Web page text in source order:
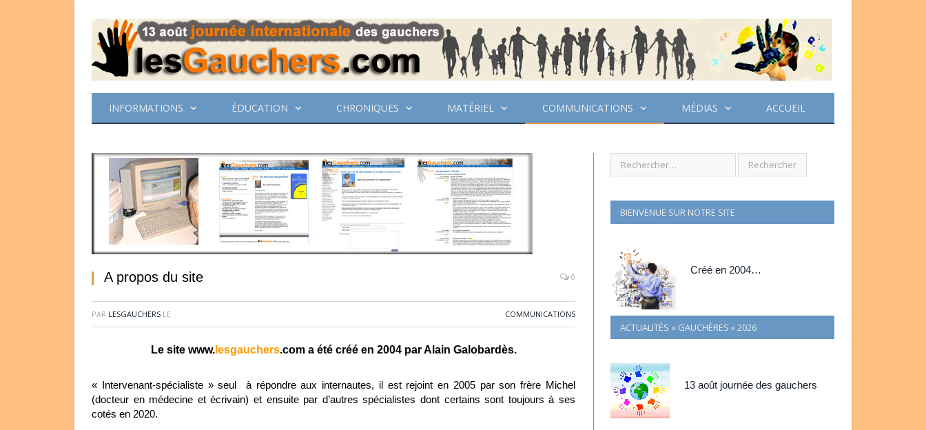
INFORMATIONS ÉDUCATION CHRONIQUES MATÉRIEL COMMUNICATIONS MÉDIAS ACCUEIL
A propos du site 0
PAR LESGAUCHERS LE COMMUNICATIONS
Le site www.lesgauchers.com a été créé en 2004 par Alain Galobardès.
« Intervenant-spécialiste » seul à répondre aux internautes, il est rejoint en 2005 par son frère Michel
(docteur en médecine et écrivain) et ensuite par d’autres spécialistes dont certains sont toujours à ses
cotés en 2020.
BIENVENUE SUR NOTRE SITE
Créé en 2004…
ACTUALITÉS « GAUCHÈRES » 2026
13 août journée des gauchers